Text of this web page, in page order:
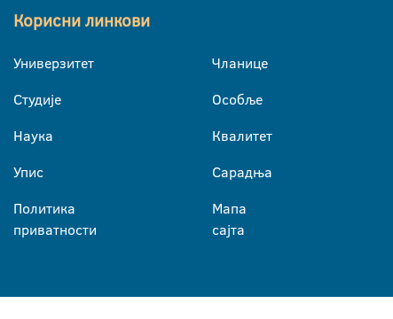
Корисни линкови
Универзитет
Студије
Наука
Упис
Политика
приватности
Чланице
Особље
Квалитет
Сарадња
Мапа
сајта